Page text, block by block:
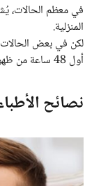
في معظم الحالات،
المنزلية.
لكن في بعض
أول 48 ساعة من ظهور الأعراض لتقليل مدة وشدة المرض.
نصائح